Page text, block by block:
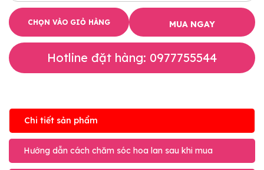
CHỌN VÀO GIỎ HÀNG MUA NGAY
Hotline đặt hàng: 0977755544
Chi tiết sản phẩm
Hướng dẫn cách chăm sóc hoa lan sau khi mua